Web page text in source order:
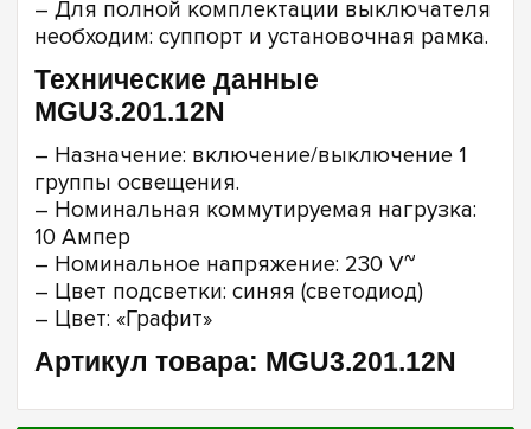
– Для полной комплектации выключателя
необходим: суппорт и установочная рамка.
Технические данные
MGU3.201.12N
– Назначение: включение/выключение 1
группы освещения.
– Номинальная коммутируемая нагрузка:
10 Ампер
– Номинальное напряжение: 230 V~
– Цвет подсветки: синяя (светодиод)
– Цвет: «Графит»
Артикул товара: MGU3.201.12N